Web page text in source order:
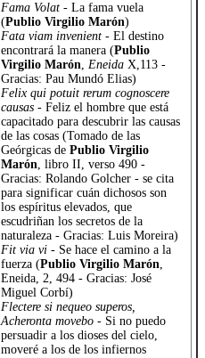
Fama Volat - La fama vuela
(Publio Virgilio Marón)
Fata viam invenient - El destino
encontrará la manera (Publio
Virgilio Marón, Eneida X,113 -
Gracias: Pau Mundó Elias)
Felix qui potuit rerum cognoscere
causas - Feliz el hombre que está
capacitado para descubrir las causas
de las cosas (Tomado de las
Geórgicas de Publio Virgilio
Marón, libro II, verso 490 -
Gracias: Rolando Golcher - se cita
para significar cuán dichosos son
los espíritus elevados, que
escudriñan los secretos de la
naturaleza - Gracias: Luis Moreira)
Fit via vi - Se hace el camino a la
fuerza (Publio Virgilio Marón,
Eneida, 2, 494 - Gracias: José
Miguel Corbí)
Flectere si nequeo superos,
Acheronta movebo - Si no puedo
persuadir a los dioses del cielo,
moveré a los de los infiernos